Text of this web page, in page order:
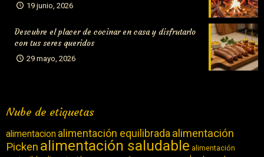
19 junio, 2026
Descubre el placer de cocinar en casa y disfrutarlo
con tus seres queridos
29 mayo, 2026
Nube de etiquetas
alimentacion alimentación equilibrada alimentación
Picken alimentación saludable alimentación